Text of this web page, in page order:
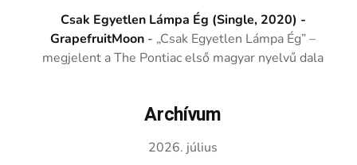
Csak Egyetlen Lámpa Ég (Single, 2020) -
GrapefruitMoon - „Csak Egyetlen Lámpa Ég” –
megjelent a The Pontiac első magyar nyelvű dala
Archívum
2026. július